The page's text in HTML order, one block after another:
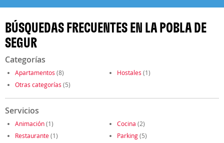
BÚSQUEDAS FRECUENTES EN LA POBLA DE
SEGUR
Categorías
Apartamentos (8) Hostales (1)
Otras categorías (5)
Servicios
Animación(1) Cocina (2)
Restaurante(1) Parking(5)